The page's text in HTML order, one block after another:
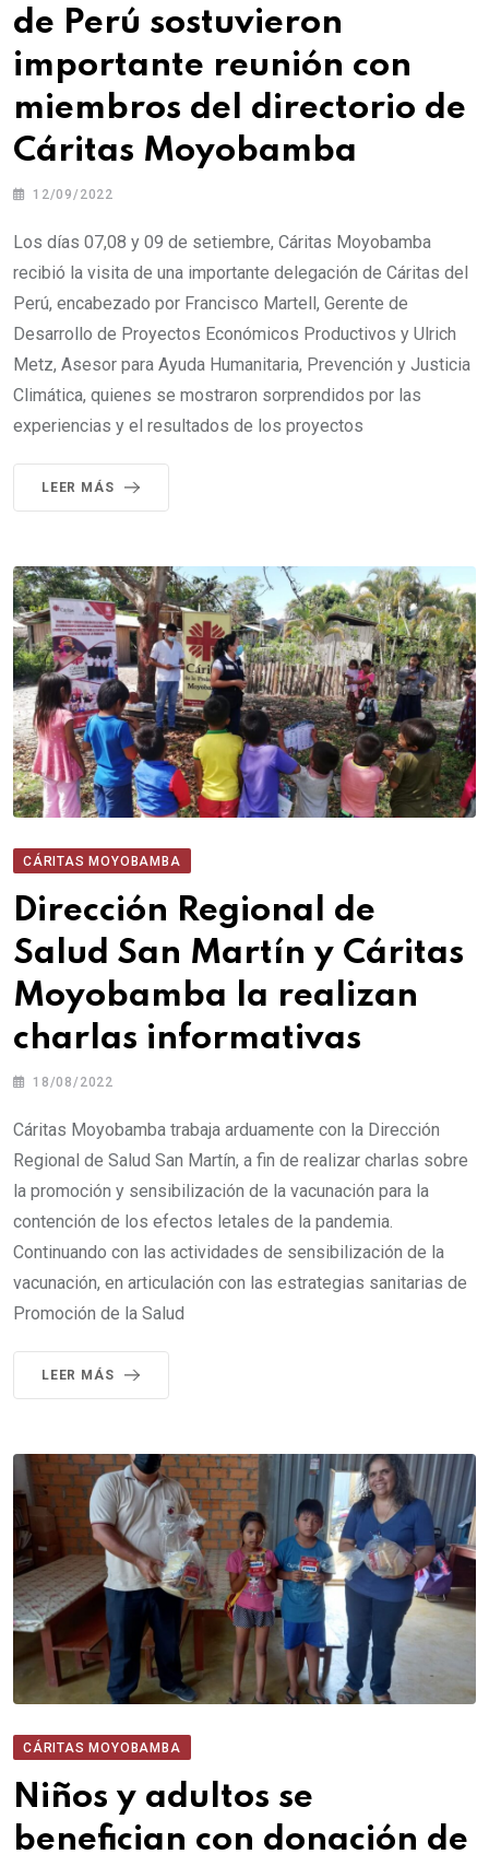
de Perú sostuvieron
importante reunión con
miembros del directorio de
Cáritas Moyobamba
12/09/2022
Los días 07,08 y 09 de setiembre, Cáritas Moyobamba
recibió la visita de una importante delegación de Cáritas del
Perú, encabezado por Francisco Martell, Gerente de
Desarrollo de Proyectos Económicos Productivos y Ulrich
Metz, Asesor para Ayuda Humanitaria, Prevención y Justicia
Climática, quienes se mostraron sorprendidos por las
experiencias y el resultados de los proyectos
LEER MÁS
CÁRITAS MOYOBAMBA
Dirección Regional de
Salud San Martín y Cáritas
Moyobamba la realizan
charlas informativas
18/08/2022
Cáritas Moyobamba trabaja arduamente con la Dirección
Regional de Salud San Martín, a fin de realizar charlas sobre
la promoción y sensibilización de la vacunación para la
contención de los efectos letales de la pandemia.
Continuando con las actividades de sensibilización de la
vacunación, en articulación con las estrategias sanitarias de
Promoción de la Salud
LEER MÁS
CÁRITAS MOYOBAMBA
Niños y adultos se
benefician con donación de